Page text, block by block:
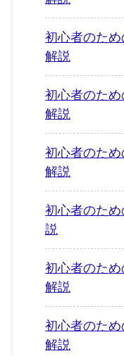
初心者のた
解説
初心者のた
解説
初心者のた
解説
初心者のた
説
初心者のた
解説
初心者のた
解説